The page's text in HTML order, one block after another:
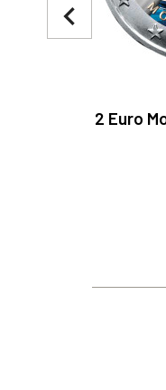
2 Euro
navigate_before